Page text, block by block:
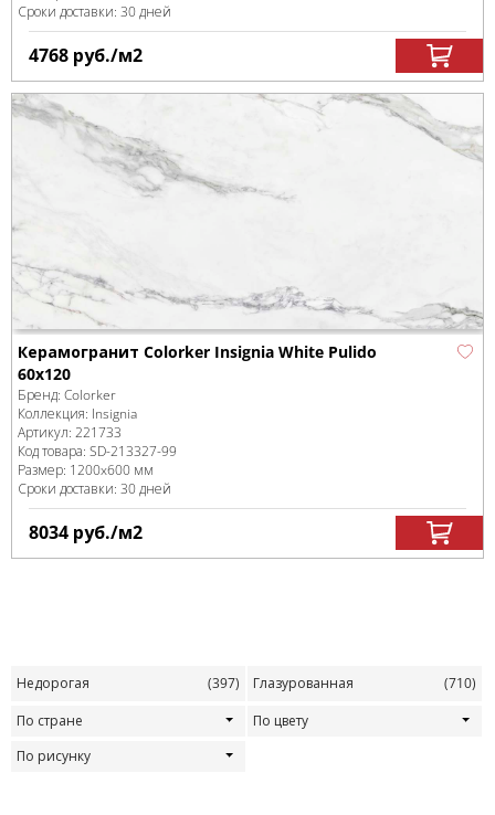
Сроки доставки: 30 дней
4768 руб./м2
Керамогранит Colorker Insignia White Pulido
60x120
Бренд: Colorker
Коллекция: Insignia
Артикул: 221733
Код товара: SD-213327-99
Размер: 1200x600 мм
Сроки доставки: 30 дней
8034 руб./м2
Недорогая (397) Глазурованная
(710)
По стране
По цвету
По рисунку